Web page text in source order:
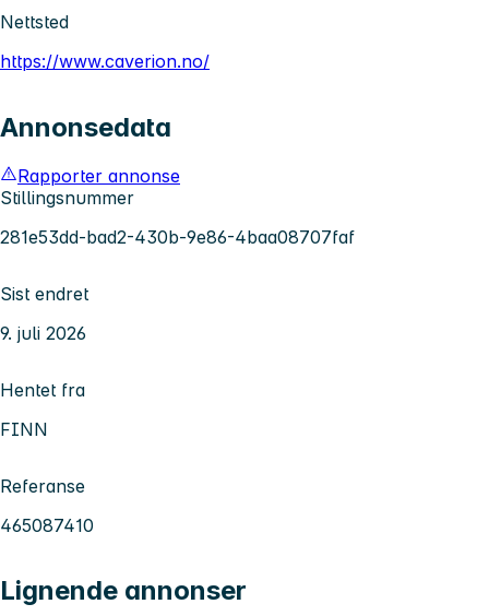
Nettsted
https://www.caverion.no/
Annonsedata
Rapporter annonse
Stillingsnummer
281e53dd-bad2-430b-9e86-4baa08707faf
Sist endret
9. juli 2026
Hentet fra
FINN
Referanse
465087410
Lignende annonser